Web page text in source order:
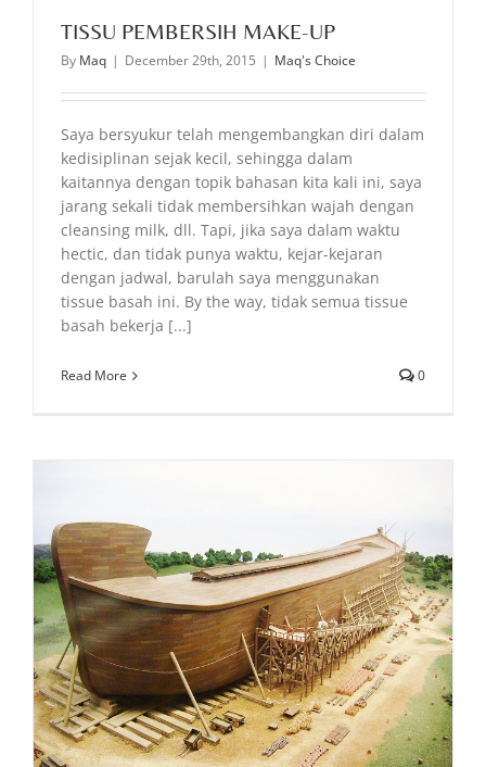
TISSU PEMBERSIH MAKE-UP
By Maq | December 29th, 2015 | Maq's Choice
Saya bersyukur telah mengembangkan diri dalam
kedisiplinan sejak kecil, sehingga dalam
kaitannya dengan topik bahasan kita kali ini, saya
jarang sekali tidak membersihkan wajah dengan
cleansing milk, dll. Tapi, jika saya dalam waktu
hectic, dan tidak punya waktu, kejar-kejaran
dengan jadwal, barulah saya menggunakan
tissue basah ini. By the way, tidak semua tissue
basah bekerja [...]
Read More 0